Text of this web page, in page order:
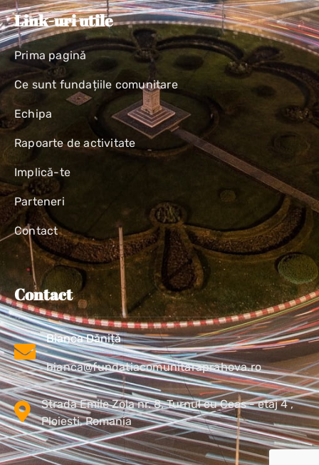
Link-uri utile
Prima pagină
Ce sunt fundațiile comunitare
Echipa
Rapoarte de activitate
Implică-te
Parteneri
Contact
Contact
Bianca Dăniță
bianca@fundatiacomunitaraprahova.ro
Strada Emile Zola nr. 8, Turnul cu Ceas - etaj 4 ,
Ploiesti, Romania